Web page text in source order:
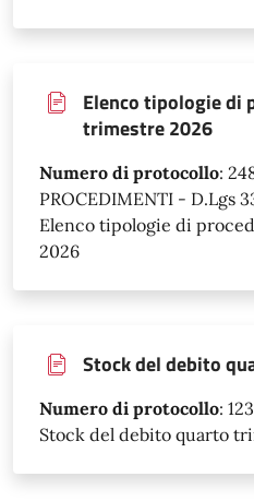
Elenco tipologie di
trimestre 2026
Numero di protocollo:
PROCEDIMENTI - D.Lgs
Elenco tipologie di
2026
Stock del debito
Numero di protocollo:
Stock del debito quarto